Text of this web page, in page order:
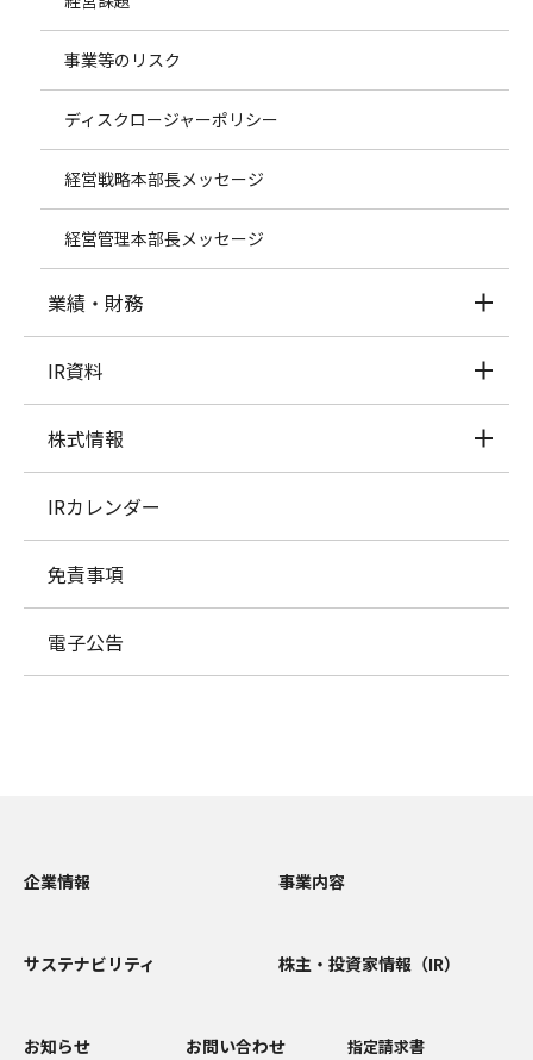
事業等のリスク
ディスクロージャーポリシー
経営戦略本部長メッセージ
経営管理本部長メッセージ
業績・財務
IR資料
株式情報
IRカレンダー
免責事項
電子公告
企業情報 事業内容
サステナビリティ 株主・投資家情報（IR）
お知らせ お問い合わせ 指定請求書